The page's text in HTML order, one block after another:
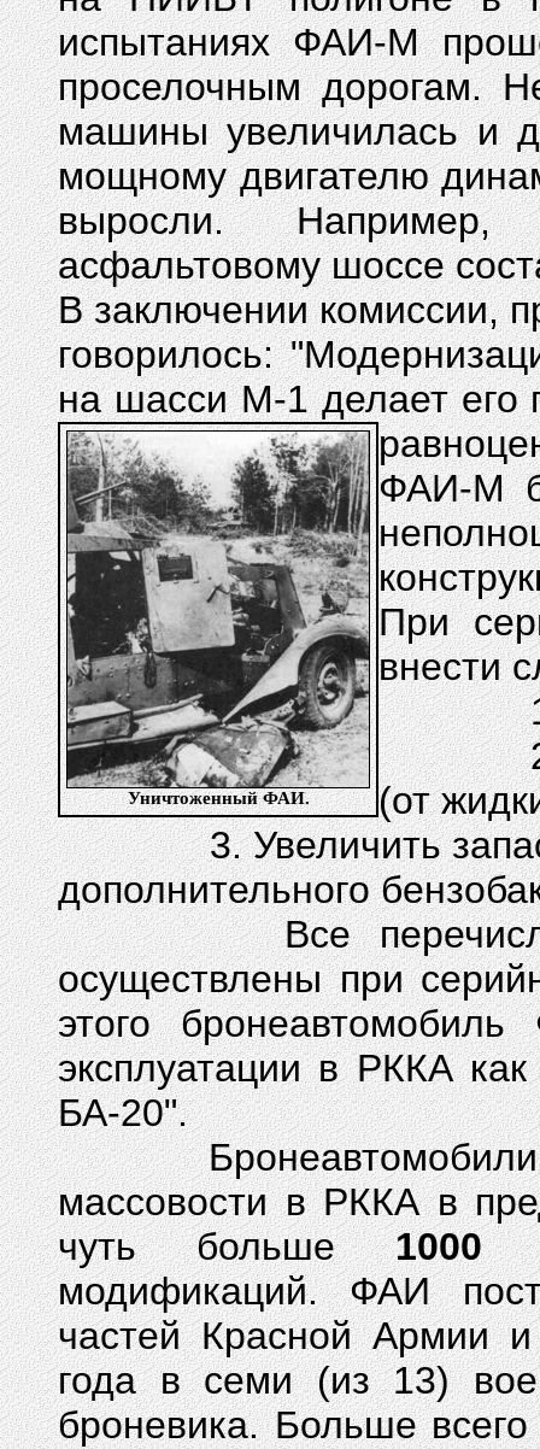
испытаниях ФАИ-М
проселочным дорогам.
машины увеличилась и
мощному двигателю
выросли. Например,
асфальтовому шоссе
В заключении комиссии,
говорилось:
на шасси М-1 делает его
Уничтоженный ФАИ.
ФАИ-М
При
внести
1.
2.
(от
3. Увеличить запас
дополнительного
Все
осуществлены при
этого
эксплуатации в РККА
БА-20".
Бронеавтомобили
массовости в РККА в
чуть больше1000
модификаций. ФАИ
частей Красной Армии
года в семи (из 13)
броневика. Больше